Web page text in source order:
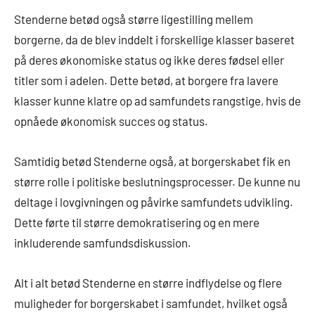
Stenderne betød også større ligestilling mellem
borgerne, da de blev inddelt i forskellige klasser baseret
på deres økonomiske status og ikke deres fødsel eller
titler som i adelen. Dette betød, at borgere fra lavere
klasser kunne klatre op ad samfundets rangstige, hvis de
opnåede økonomisk succes og status.
Samtidig betød Stenderne også, at borgerskabet fik en
større rolle i politiske beslutningsprocesser. De kunne nu
deltage i lovgivningen og påvirke samfundets udvikling.
Dette førte til større demokratisering og en mere
inkluderende samfundsdiskussion.
Alt i alt betød Stenderne en større indflydelse og flere
muligheder for borgerskabet i samfundet, hvilket også